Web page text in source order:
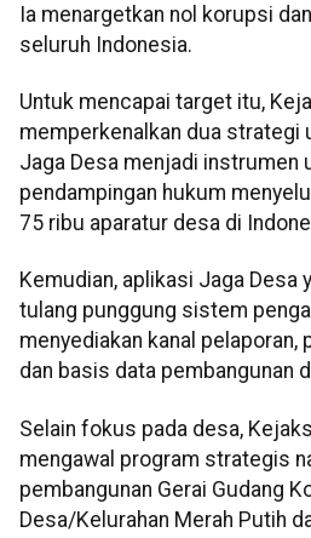
Ia menargetkan nol korupsi
seluruh Indonesia.
Untuk mencapai target itu,
memperkenalkan dua strategi
Jaga Desa menjadi instrumen
pendampingan hukum
75 ribu aparatur desa di
Kemudian, aplikasi Jaga Desa
tulang punggung sistem
menyediakan kanal pelaporan,
dan basis data pembangunan
Selain fokus pada desa,
mengawal program strategis
pembangunan Gerai Gudang
Desa/Kelurahan Merah Putih